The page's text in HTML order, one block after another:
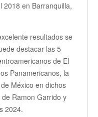
2018 en Barranquilla,
resultados se
destacar las 5
de El
Panamericanos, la
México en dichos
Ramon Garrido y
2024.